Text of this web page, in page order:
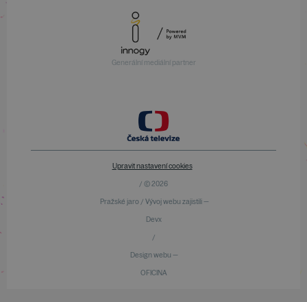
Generální mediální partner
Upravit nastavení cookies
/ © 2026
Pražské jaro / Vývoj webu zajistili —
Devx
/
Design webu —
OFICINA